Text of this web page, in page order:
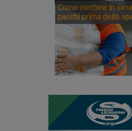
Come mettere in
pacchi prima della